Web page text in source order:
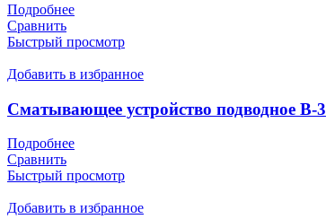
Подробнее
Сравнить
Быстрый просмотр
Добавить в избранное
Сматывающее устройство подводное B-3
Подробнее
Сравнить
Быстрый просмотр
Добавить в избранное